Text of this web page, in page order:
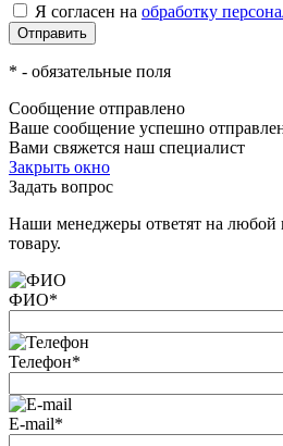
Я согласен на обработку
* - обязательные поля
Сообщение отправлено
Ваше сообщение успешно
Вами свяжется наш специалист
Закрыть окно
Задать вопрос
Наши менеджеры ответят на
товару.
ФИО*
Телефон*
E-mail*